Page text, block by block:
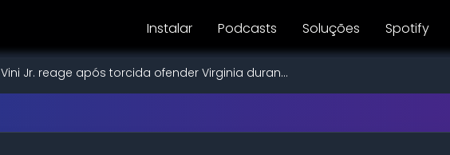
Instalar Podcasts Soluções Spotify
Vini Jr. reage após torcida ofender Virginia duran...